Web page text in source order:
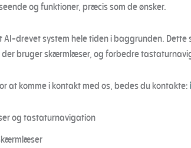
og funktioner, præcis som de ønsker.
AI-drevet system hele tiden i baggrunden.
bruger skærmlæser, og forbedre
at komme i kontakt med os, bedes du kontakte:
og tastaturnavigation